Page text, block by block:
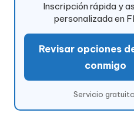
Inscripción rápida y
personalizada en
Revisar opciones
conmigo
Servicio gratuito.